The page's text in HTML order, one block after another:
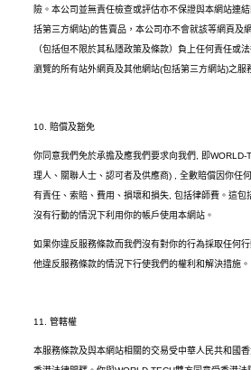
險。本公司並無責任檢查或評估亦不保證與本網站連
括第三方網站)的售賣品，本公司亦不會就該等網頁及
（包括但不限於其私隱政策及條款）負上任何責任或
瀏覽的所有站外網頁及其他網站(包括第三方網站)之服
10. 賠償及豁免
你同意我們免於承擔及應我們要求向我們 即WORLD-
理人、關聯人士、認可者及供應商) , 全數賠償因你任
有責任、索賠、費用、損壞和損失 包括律師費。這包
沒有行動的情況下利用你的帳戶使用本網站。
如果你違反服務條款而我們沒有對你的行為採取任何
他違反服務條款的情況下行使我們的權利和解決措施。
11. 管轄權
本服務條款及與本網站相關的交易受中華人民共和國